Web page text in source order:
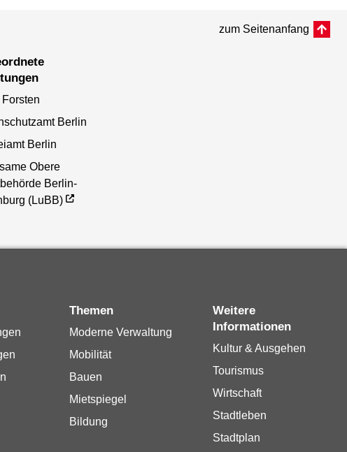
zum Seitenanfang
Berlin
Berlin
Obere
Berlin-
(LuBB)
Themen
Moderne Verwaltung
Mobilität
Bauen
Mietspiegel
Bildung
Weitere
Informationen
Kultur & Ausgehen
Tourismus
Wirtschaft
Stadtleben
Stadtplan